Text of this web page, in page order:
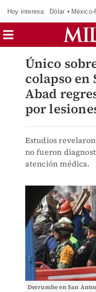
Hoy interesa: Dólar México-
Único
colapso en
Abad
por
Estudios
no fueron
atención médica.
Derrumbe en San